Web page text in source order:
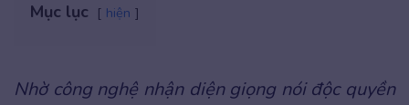
Mục lục hiện
Nhờ công nghệ nhận diện giọng nói độc quyền